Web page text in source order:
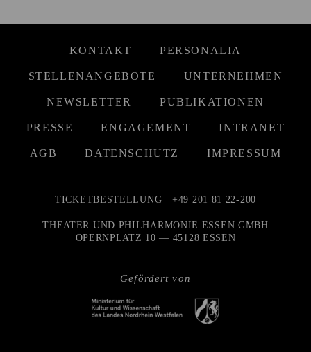
KONTAKT PERSONALIA
STELLENANGEBOTE UNTERNEHMEN
NEWSLETTER PUBLIKATIONEN
PRESSE ENGAGEMENT INTRANET
AGB DATENSCHUTZ IMPRESSUM
Gefördert von
TICKETBESTELLUNG +49 201 81 22-200
THEATER UND PHILHARMONIE ESSEN GMBH
OPERNPLATZ 10 — 45128 ESSEN